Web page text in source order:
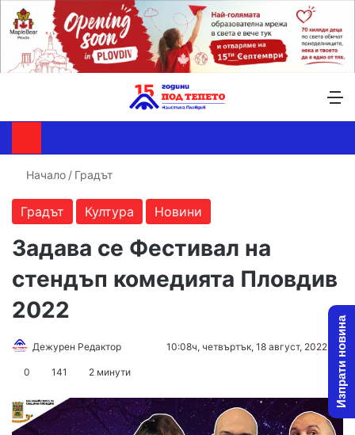
Начало / Градът
Градът Култура Новини
Задава се Фестивал на
стендъп комедията Пловдив
2022
Дежурен Редактор
l
o
d
a
10:08ч, четвъртък, 18 август, 2022
0 141 2 минути Изпрати новина